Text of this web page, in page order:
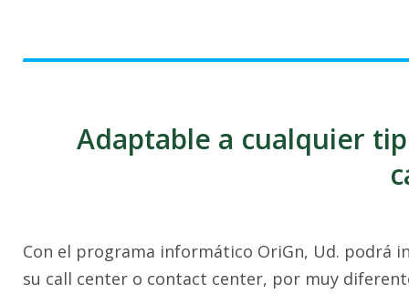
Adaptable a cualquier
Con el programa informático OriGn, Ud. podrá
su call center o contact center, por muy